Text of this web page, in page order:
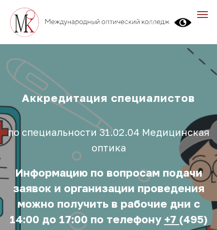
Аккредитация специалистов
по специальности 31.02.04 Медицинская
оптика
Информацию по вопросам подачи
заявок и организации проведения
можно получить в рабочие дни с
14:00 до 17:00 по телефону +7 (495)